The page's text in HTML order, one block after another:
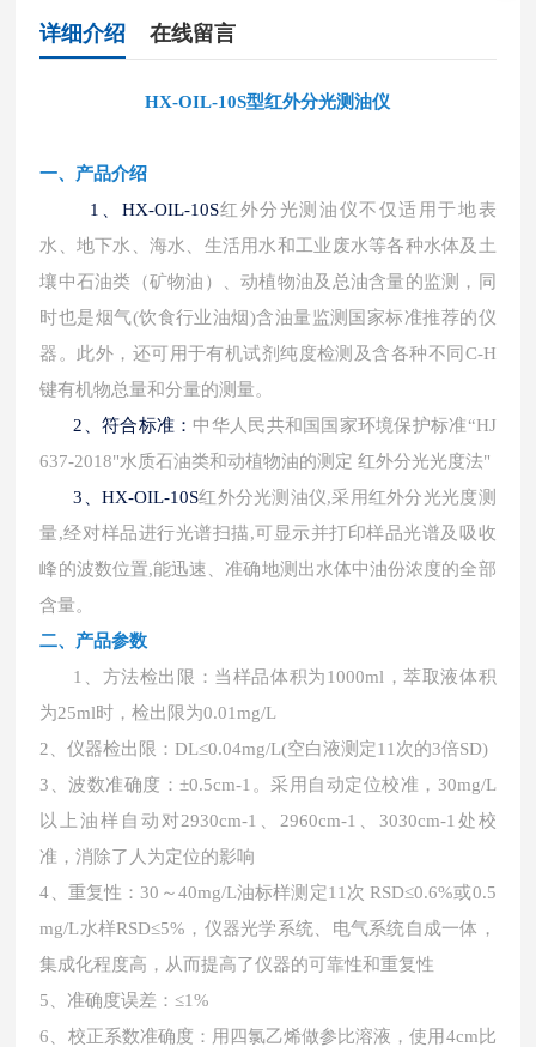
详细介绍 在线留言
HX-OIL-10S型红外分光测油仪
一、产品介绍
1、 HX-OIL-10S红外分光测油仪不仅适用于地表
水、地下水、海水、生活用水和工业废水等各种水体及土
壤中石油类（矿物油）、动植物油及总油含量的监测，同
时也是烟气(饮食行业油烟)含油量监测国家标准推荐的仪
器。此外，还可用于有机试剂纯度检测及含各种不同C-H
键有机物总量和分量的测量。
2、符合标准： 中华人民共和国国家环境保护标准“HJ
637-2018"水质石油类和动植物油的测定 红外分光光度法"
3、 HX-OIL-10S红外分光测油仪,采用红外分光光度测
量,经对样品进行光谱扫描,可显示并打印样品光谱及吸收
峰的波数位置,能迅速、准确地测出水体中油份浓度的全部
含量。
二、 产品参数
1、方法检出限：当样品体积为1000ml，萃取液体积
为25ml时，检出限为0.01mg/L
2、仪器检出限：DL≤0.04mg/L(空白液测定11次的3倍SD)
3、波数准确度：±0.5cm-1。采用自动定位校准，30mg/L
以上油样自动对2930cm-1、2960cm-1、3030cm-1处校
准，消除了人为定位的影响
4、重复性：30～40mg/L油标样测定11次 RSD≤0.6%或0.5
mg/L水样RSD≤5%，仪器光学系统、电气系统自成一体，
集成化程度高，从而提高了仪器的可靠性和重复性
5、准确度误差：≤1%
6、校正系数准确度：用 四氯乙烯做参比溶液，使用 4cm比